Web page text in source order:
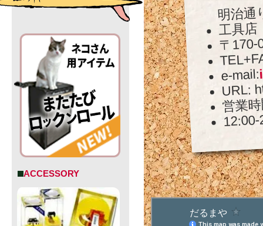
ACCESSORY
明治通
工具
〒
e-mail:
URL:
営業